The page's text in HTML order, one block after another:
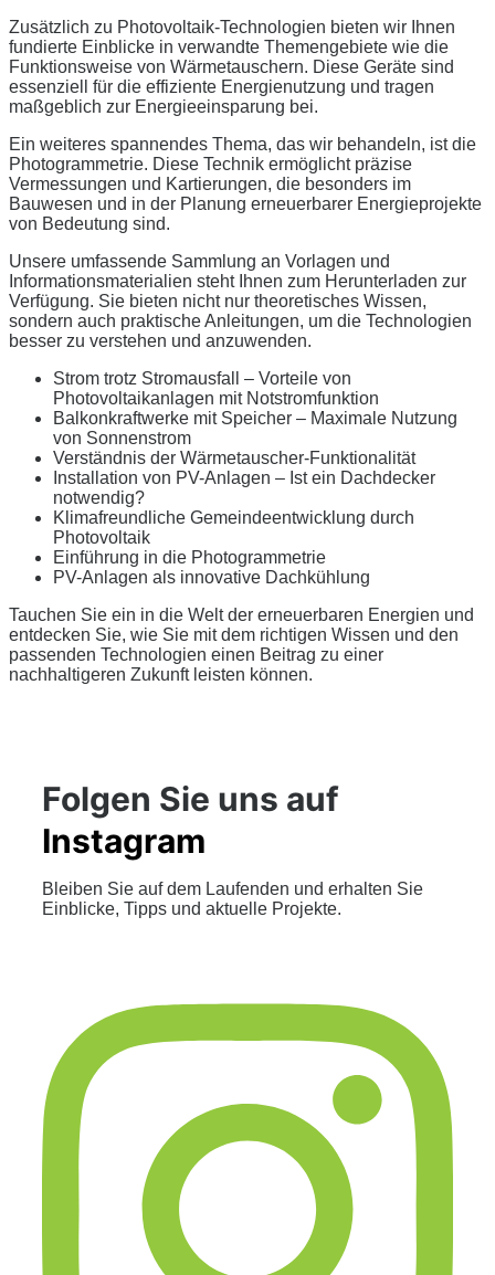
Zusätzlich zu Photovoltaik-Technologien bieten wir Ihnen
fundierte Einblicke in verwandte Themengebiete wie die
Funktionsweise von Wärmetauschern. Diese Geräte sind
essenziell für die effiziente Energienutzung und tragen
maßgeblich zur Energieeinsparung bei.
Ein weiteres spannendes Thema, das wir behandeln, ist die
Photogrammetrie. Diese Technik ermöglicht präzise
Vermessungen und Kartierungen, die besonders im
Bauwesen und in der Planung erneuerbarer Energieprojekte
von Bedeutung sind.
Unsere umfassende Sammlung an Vorlagen und
Informationsmaterialien steht Ihnen zum Herunterladen zur
Verfügung. Sie bieten nicht nur theoretisches Wissen,
sondern auch praktische Anleitungen, um die Technologien
besser zu verstehen und anzuwenden.
Strom trotz Stromausfall – Vorteile von
Photovoltaikanlagen mit Notstromfunktion
Balkonkraftwerke mit Speicher – Maximale Nutzung
von Sonnenstrom
Verständnis der Wärmetauscher-Funktionalität
Installation von PV-Anlagen – Ist ein Dachdecker
notwendig?
Klimafreundliche Gemeindeentwicklung durch
Photovoltaik
Einführung in die Photogrammetrie
PV-Anlagen als innovative Dachkühlung
Tauchen Sie ein in die Welt der erneuerbaren Energien und
entdecken Sie, wie Sie mit dem richtigen Wissen und den
passenden Technologien einen Beitrag zu einer
nachhaltigeren Zukunft leisten können.
Folgen Sie uns auf
Instagram
Bleiben Sie auf dem Laufenden und erhalten Sie
Einblicke, Tipps und aktuelle Projekte.